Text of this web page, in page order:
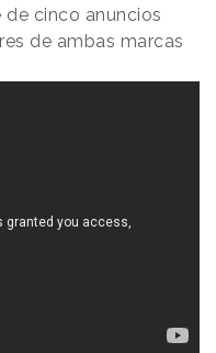
cinco anuncios
de ambas marcas